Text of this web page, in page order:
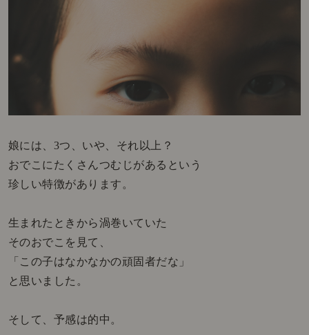
娘には、3つ、いや、それ以上？
おでこにたくさんつむじがあるという
珍しい特徴があります。
生まれたときから渦巻いていた
そのおでこを見て、
「この子はなかなかの頑固者だな」
と思いました。
そして、予感は的中。